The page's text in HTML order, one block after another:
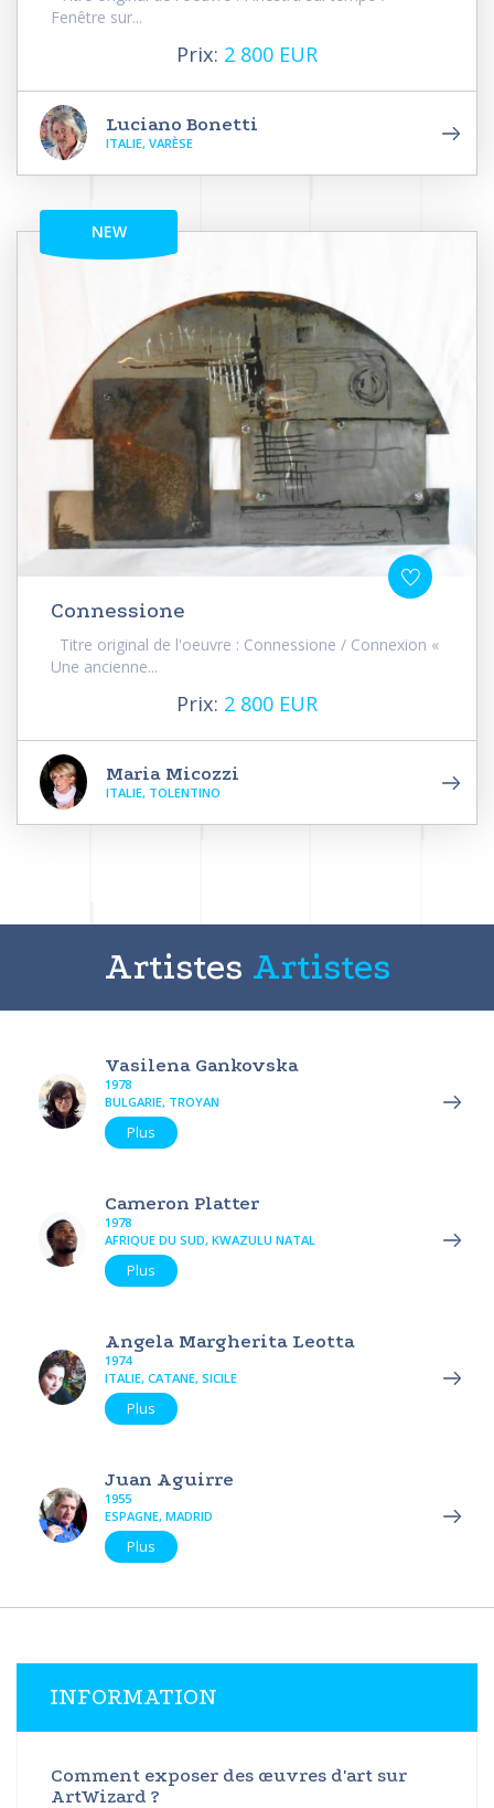
Fenêtre sur...
Prix: 2 800 EUR
Luciano Bonetti
ITALIE, VARÈSE
NEW
Connessione
Titre original de l'oeuvre : Connessione / Connexion «
Une ancienne...
Prix: 2 800 EUR
Maria Micozzi
ITALIE, TOLENTINO
Artistes Artistes
Vasilena Gankovska
1978
BULGARIE, TROYAN
Plus
Cameron Platter
1978
AFRIQUE DU SUD, KWAZULU NATAL
Plus
Angela Margherita Leotta
1974
ITALIE, CATANE, SICILE
Plus
Juan Aguirre
1955
ESPAGNE, MADRID
Plus
INFORMATION
Comment exposer des œuvres d'art sur
ArtWizard ?